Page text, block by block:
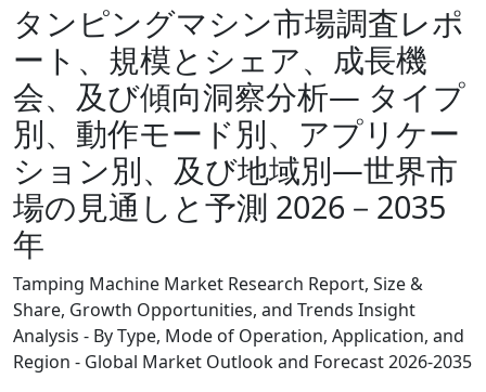
タンピングマシン市場調査レポ
ート、規模とシェア、成長機
会、及び傾向洞察分析― タイプ
別、動作モード別、アプリケー
ション別、及び地域別―世界市
場の見通しと予測 2026－2035
年
Tamping Machine Market Research Report, Size &
Share, Growth Opportunities, and Trends Insight
Analysis - By Type, Mode of Operation, Application, and
Region - Global Market Outlook and Forecast 2026-2035